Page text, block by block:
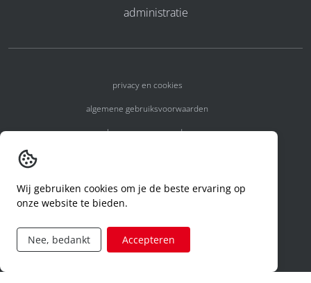
administratie
privacy en cookies
algemene gebruiksvoorwaarden
algemene voorwaarden
code of conduct
aanvraag rechten ivm privacy
Wij gebruiken cookies om je de beste ervaring op
onze website te bieden.
Nee, bedankt Accepteren